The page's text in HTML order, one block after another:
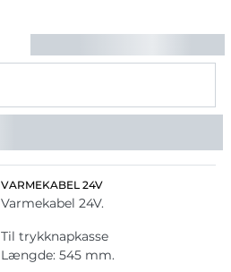
VARMEKABEL 24V
Varmekabel 24V.
Til trykknapkasse
Længde: 545 mm.